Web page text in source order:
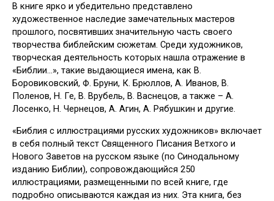
В книге ярко и убедительно представлено
художественное наследие замечательных мастеров
прошлого, посвятивших значительную часть своего
творчества библейским сюжетам. Среди художников,
творческая деятельность которых нашла отражение в
«Библии…», такие выдающиеся имена, как В.
Боровиковский, Ф. Бруни, К. Брюллов, А. Иванов, В.
Поленов, Н. Ге, В. Врубель, В. Васнецов, а также – А.
Лосенко, Н. Чернецов, А. Агин, А. Рябушкин и другие.
«Библия с иллюстрациями русских художников» включает
в себя полный текст Священного Писания Ветхого и
Нового Заветов на русском языке (по Синодальному
изданию Библии), сопровождающийся 250
иллюстрациями, размещенными по всей книге, где
подробно описываются каждая из них. Эта книга, без